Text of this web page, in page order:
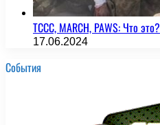
TCCC, MARCH, PAWS: Что это?
17.06.2024
События